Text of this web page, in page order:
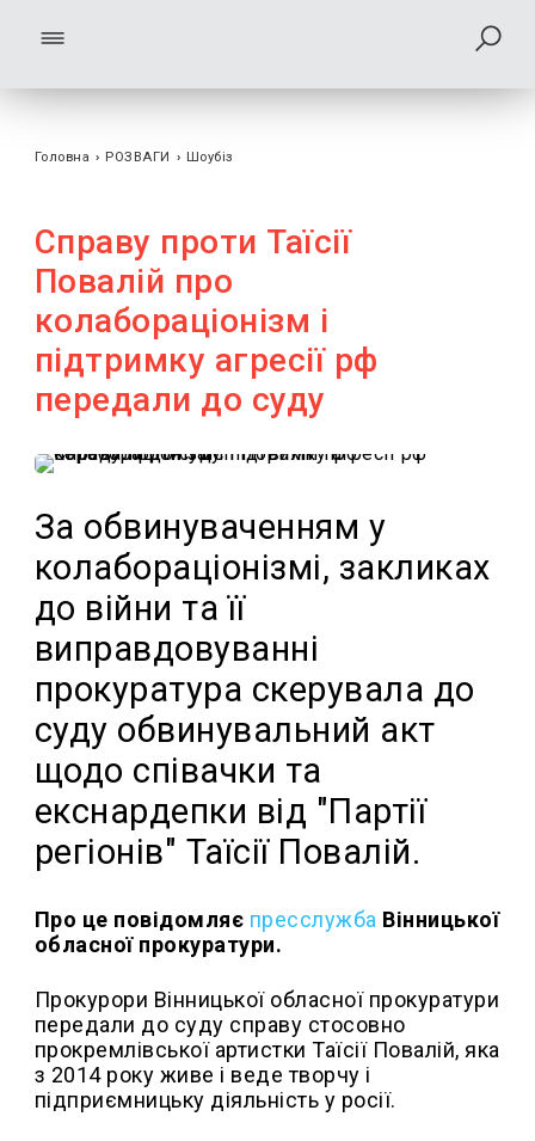
Головна › РОЗВАГИ › Шоубiз
Справу проти Таїсії
Повалій про
колабораціонізм і
підтримку агресії рф
передали до суду
За обвинуваченням у
колабораціонізмі, закликах
до війни та її
виправдовуванні
прокуратура скерувала до
суду обвинувальний акт
щодо співачки та
екснардепки від "Партії
регіонів" Таїсії Повалій.
Про це повідомляє пресслужба Вінницької
обласної прокуратури.
Прокурори Вінницької обласної прокуратури
передали до суду справу стосовно
прокремлівської артистки Таїсії Повалій, яка
з 2014 року живе і веде творчу і
підприємницьку діяльність у росії.